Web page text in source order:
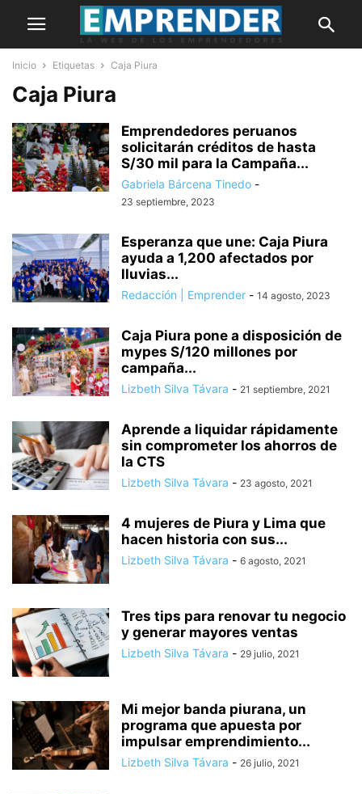
Inicio Etiquetas Caja Piura
Caja Piura
Emprendedores peruanos
solicitarán créditos de hasta
S/30 mil para la Campaña...
Gabriela Bárcena Tinedo -
23 septiembre, 2023
Esperanza que une: Caja Piura
ayuda a 1,200 afectados por
lluvias...
Redacción | Emprender - 14 agosto, 2023
Caja Piura pone a disposición de
mypes S/120 millones por
campaña...
Lizbeth Silva Távara - 21 septiembre, 2021
Aprende a liquidar rápidamente
sin comprometer los ahorros de
la CTS
Lizbeth Silva Távara - 23 agosto, 2021
4 mujeres de Piura y Lima que
hacen historia con sus...
Lizbeth Silva Távara - 6 agosto, 2021
Tres tips para renovar tu negocio
y generar mayores ventas
Lizbeth Silva Távara - 29 julio, 2021
Mi mejor banda piurana, un
programa que apuesta por
impulsar emprendimiento...
Lizbeth Silva Távara - 26 julio, 2021